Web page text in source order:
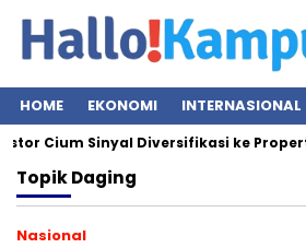
HOME EKONOMI INTERNASIONAL
Cium Sinyal Diversifikasi ke
TopikDaging
Nasional